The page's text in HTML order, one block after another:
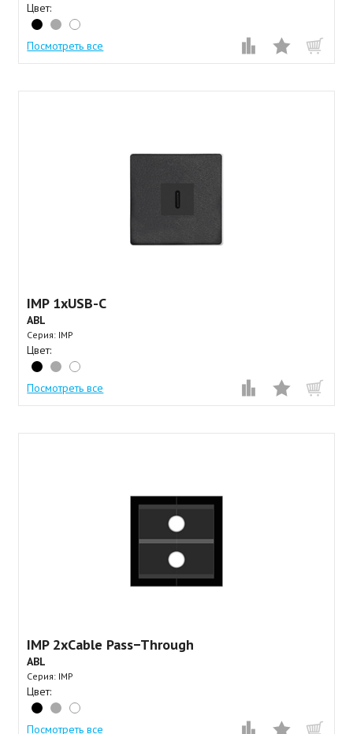
Цвет:
Посмотреть все
IMP 1xUSB-C
ABL
Серия: IMP
Цвет:
Посмотреть все
IMP 2xCable Pass−Through
ABL
Серия: IMP
Цвет:
Посмотреть все